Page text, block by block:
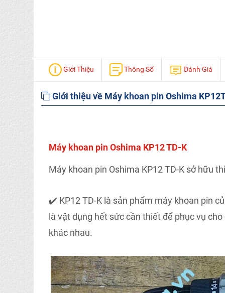
Giới Thiệu Thông Số Đánh Giá
Giới thiệu về Máy khoan pin Oshima
Máy khoan pin Oshima KP12 TD-K
Máy khoan pin Oshima KP12 TD-K sở hữu
✔️ KP12 TD-K là sản phẩm máy khoan pin
là vật dụng hết sức cần thiết để phục vụ
khác nhau.